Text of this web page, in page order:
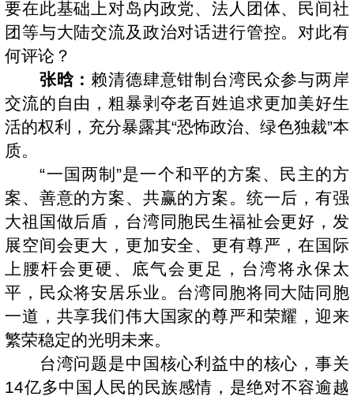
要在此基础上对岛内政党、法人团体、民间社
团等与大陆交流及政治对话进行管控。对此有
何评论？
张晗： 赖清德肆意钳制台湾民众参与两岸
交流的自由，粗暴剥夺老百姓追求更加美好生
活的权利，充分暴露其“恐怖政治、绿色独裁”本
质。
“一国两制”是一个和平的方案、民主的方
案、善意的方案、共赢的方案。统一后，有强
大祖国做后盾，台湾同胞民生福祉会更好，发
展空间会更大，更加安全、更有尊严，在国际
上腰杆会更硬、底气会更足，台湾将永保太
平，民众将安居乐业。台湾同胞将同大陆同胞
一道，共享我们伟大国家的尊严和荣耀，迎来
繁荣稳定的光明未来。
台湾问题是中国核心利益中的核心，事关
14亿多中国人民的民族感情，是绝对不容逾越